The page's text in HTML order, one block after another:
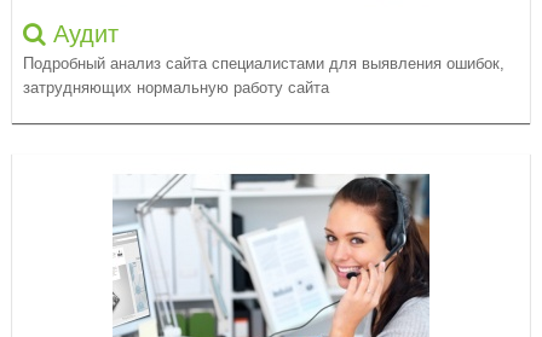
Аудит
Подробный анализ сайта специалистами для выявления ошибок,
затрудняющих нормальную работу сайта